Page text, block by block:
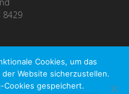
8429
©2023
Cookies, um das
Website sicherzustellen.
Cookies gespeichert.